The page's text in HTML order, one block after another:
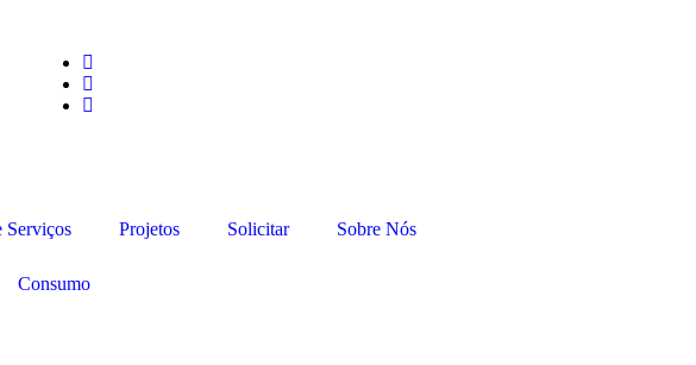
Serviços Projetos Solicitar Sobre Nós
Consumo